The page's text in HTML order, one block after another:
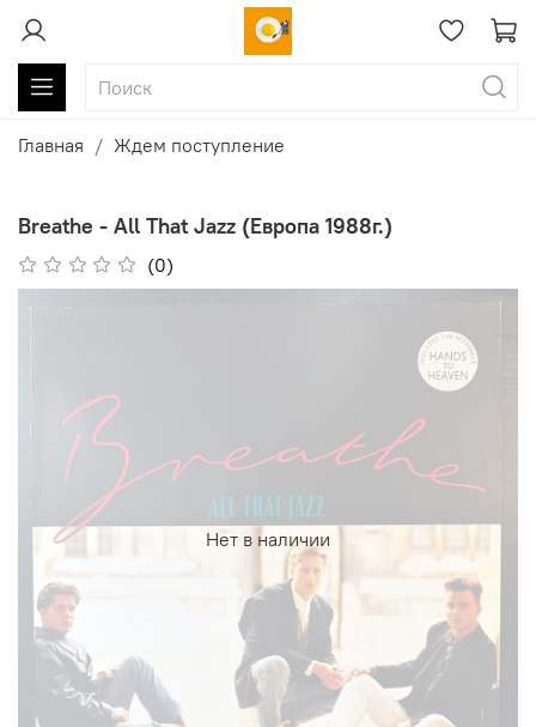
Главная Ждем поступление
Breathe - All That Jazz (Европа 1988г.)
(0)
Нет в наличии